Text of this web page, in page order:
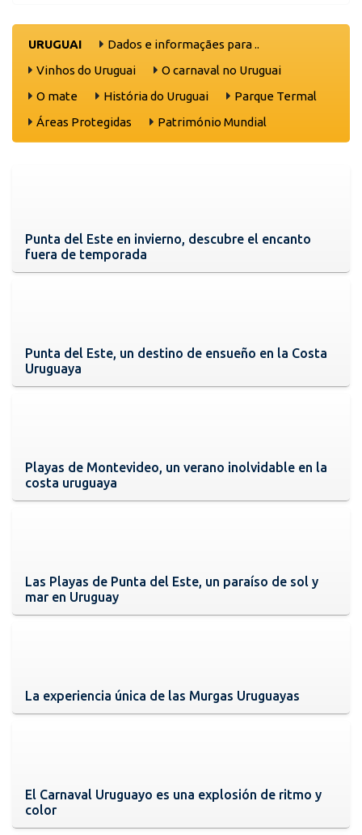
URUGUAI
Dados e informaçães para ..
Vinhos do Uruguai
O carnaval no Uruguai
O mate
História do Uruguai
Parque Termal
Áreas Protegidas
Património Mundial
Punta del Este en invierno, descubre el encanto
fuera de temporada
Punta del Este, un destino de ensueño en la Costa
Uruguaya
Playas de Montevideo, un verano inolvidable en la
costa uruguaya
Las Playas de Punta del Este, un paraíso de sol y
mar en Uruguay
La experiencia única de las Murgas Uruguayas
El Carnaval Uruguayo es una explosión de ritmo y
color